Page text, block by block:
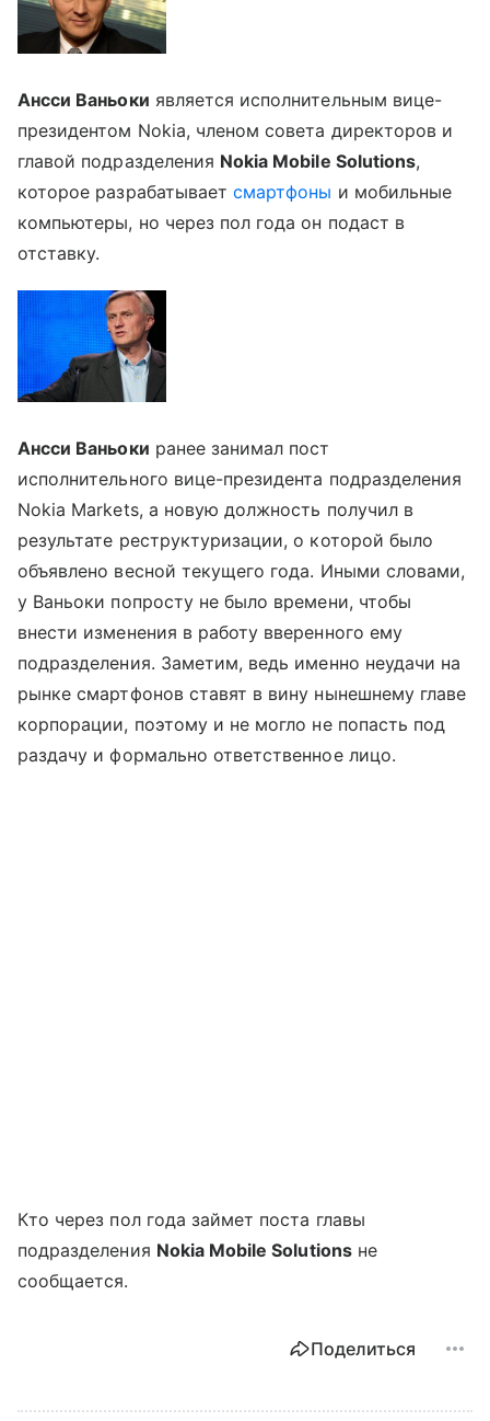
Ансси Ваньоки является исполнительным вице-
президентом Nokia, членом совета директоров и
главой подразделения Nokia Mobile Solutions,
которое разрабатываетсмартфоны и мобильные
компьютеры, но через пол года он подаст в
отставку.
Ансси Ваньоки ранее занимал пост
исполнительного вице-президента подразделения
Nokia Markets, а новую должность получил в
результате реструктуризации, о которой было
объявлено весной текущего года. Иными словами,
у Ваньоки попросту не было времени, чтобы
внести изменения в работу вверенного ему
подразделения. Заметим, ведь именно неудачи на
рынке смартфонов ставят в вину нынешнему главе
корпорации, поэтому и не могло не попасть под
раздачу и формально ответственное лицо.
Кто через пол года займет поста главы
подразделения Nokia Mobile Solutionsне
сообщается.
Поделиться